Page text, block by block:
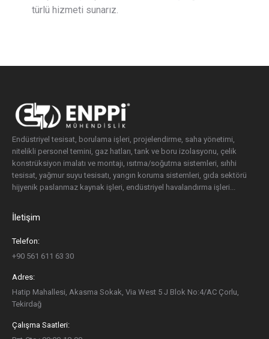
türlü hizmeti sunarız.
Endüstriyel tesisat, borulama işleri, projelendirme, saha yönetimi,
nitelikli personel temini, gaz hatları, tank ve boru izolasyonu, çelik
konstrüksiyon imalatı ve montajı, ısıtma/soğutma sistemleri, sıhhi
tesisat, yağmur suyu tesisatı, yangın koruma sistemleri, gıda sektörü
hijyenik paslanmaz kaynak işleri, endüstriyel havalandırma işleri...
İletişim
Telefon:
+90 561 611 63 30
Adres:
Hatip Mahallesi, Akasma Sokak, Via West 5 J Blok No:4/AC Çorlu,
Tekirdağ
Çalışma Saatleri: